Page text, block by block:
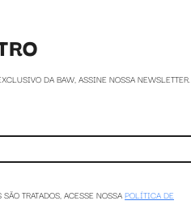
DA BAW, ASSINE NOSSA NEWSLETTER.
TRATADOS, ACESSE NOSSAPOLÍTICA DE